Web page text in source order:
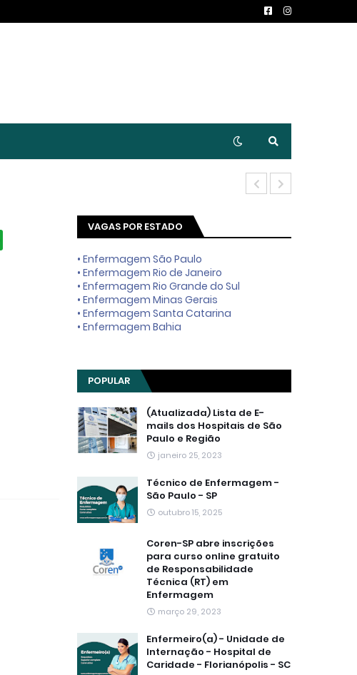
VAGAS POR ESTADO
• Enfermagem São Paulo
• Enfermagem Rio de Janeiro
• Enfermagem Rio Grande do Sul
• Enfermagem Minas Gerais
• Enfermagem Santa Catarina
• Enfermagem Bahia
POPULAR
(Atualizada) Lista de E-
mails dos Hospitais de São
Paulo e Região
janeiro 25, 2023
Técnico de Enfermagem -
São Paulo - SP
outubro 15, 2025
Coren-SP abre inscrições
para curso online gratuito
de Responsabilidade
Técnica (RT) em
Enfermagem
março 29, 2023
Enfermeiro(a) - Unidade de
Internação - Hospital de
Caridade - Florianópolis - SC